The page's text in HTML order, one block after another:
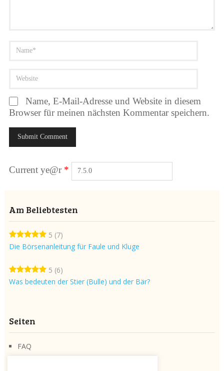
Name, E-Mail-Adresse und Website in diesem
Browser für meinen nächsten Kommentar speichern.
Current ye@r *
Am Beliebtesten
5 (7)
Die Börsenanleitung für Faule und Kluge
5 (6)
Was bedeuten der Stier (Bulle) und der Bär?
Seiten
FAQ